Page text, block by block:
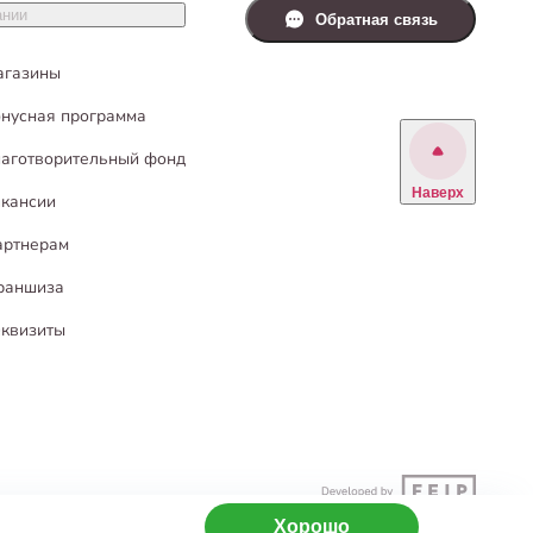
гордимся!
программа
фонд
Обратная связь
Наверх
Хорошо